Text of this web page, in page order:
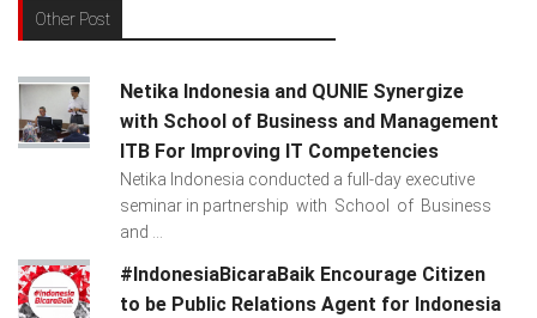
Other Post
Netika Indonesia and QUNIE Synergize
with School of Business and Management
ITB For Improving IT Competencies
Netika Indonesia conducted a full-day executive
seminar in partnership with School of Business
and ...
#IndonesiaBicaraBaik Encourage Citizen
to be Public Relations Agent for Indonesia